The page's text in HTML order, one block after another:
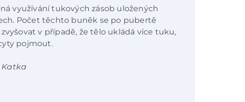
využívání tukových zásob uložených
Počet těchto buněk se po pubertě
v případě, že tělo ukládá více tuku,
pojmout.
Katka